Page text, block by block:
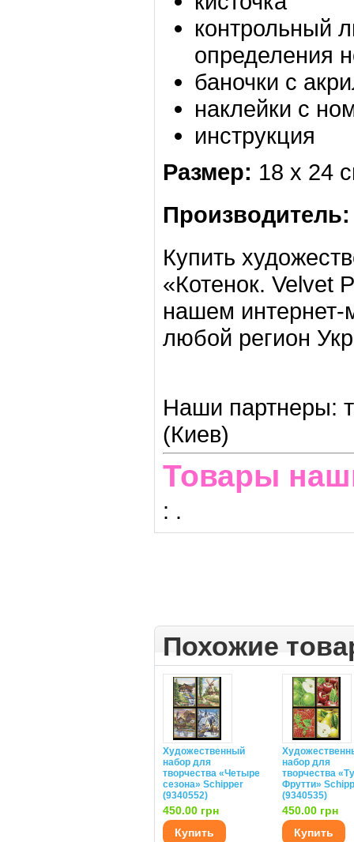
контрольный
определения
баночки с
наклейки с
инструкция
Размер: 18 х 24
Купить
«Котенок. Velvet
нашем интернет-
любой регион
Наши партнеры:
(Киев)
Товары
: .
Похожие
Художественный
набор для
творчества «Четыре
сезона» Schipper
(9340552)
450.00 грн
Купить
набор для
творчества
Фрутти»
(9340535)
450.00 грн
Купить